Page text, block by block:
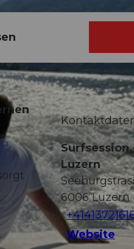
Luzern
6006Luzern
Website